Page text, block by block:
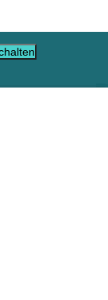
und
wird